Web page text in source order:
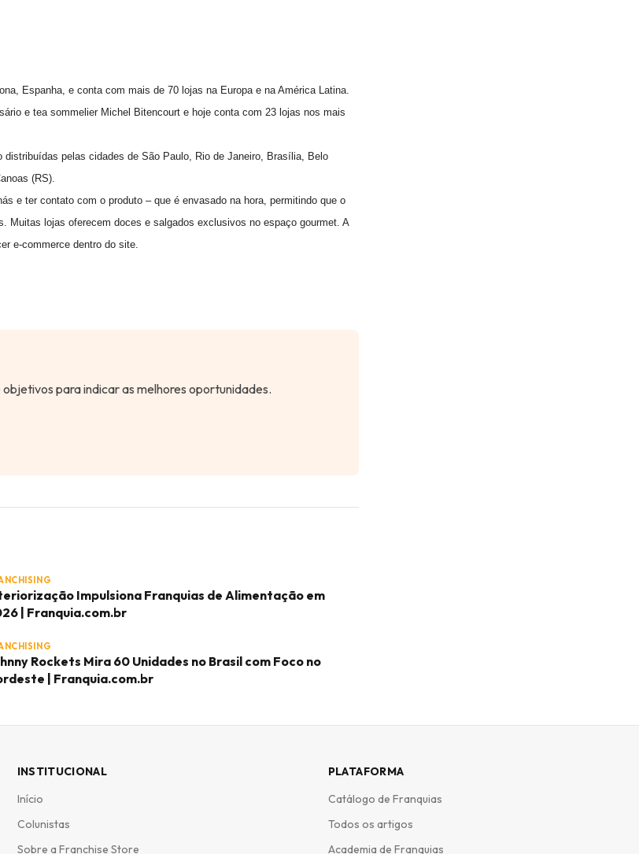
Espanha, e conta com mais de 70 lojas na Europa e na América Latina.
e tea sommelier Michel Bitencourt e hoje conta com 23 lojas nos mais
pelas cidades de São Paulo, Rio de Janeiro, Brasília, Belo
(RS).
e ter contato com o produto – que é envasado na hora, permitindo que o
Muitas lojas oferecem doces e salgados exclusivos no espaço gourmet. A
e-commerce dentro do site.
para indicar as melhores oportunidades.
Impulsiona Franquias de Alimentação em
| Franquia.com.br
Rockets Mira 60 Unidades no Brasil com Foco no
| Franquia.com.br
INSTITUCIONAL
Início
Colunistas
Sobre a Franchise Store
PLATAFORMA
Catálogo de Franquias
Todos os artigos
Academia de Franquias